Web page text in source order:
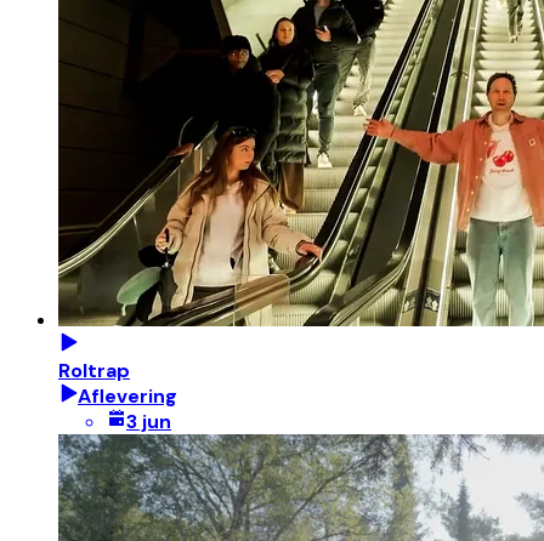
Roltrap
Aflevering
3 jun